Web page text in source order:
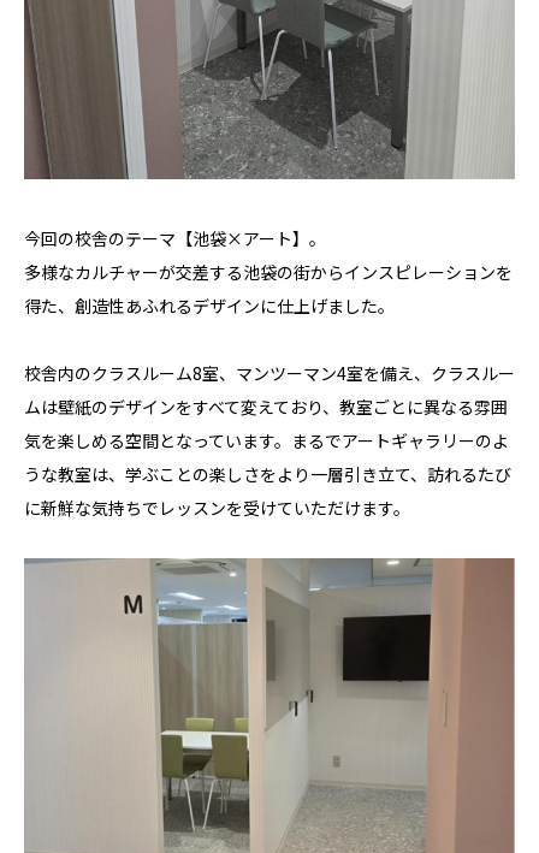
今回の校舎のテーマ【池袋×アート】。
多様なカルチャーが交差する池袋の街からインスピレーションを
得た、創造性あふれるデザインに仕上げました。
校舎内のクラスルーム8室、マンツーマン4室を備え、クラスルー
ムは壁紙のデザインをすべて変えており、教室ごとに異なる雰囲
気を楽しめる空間となっています。まるでアートギャラリーのよ
うな教室は、学ぶことの楽しさをより一層引き立て、訪れるたび
に新鮮な気持ちでレッスンを受けていただけます。